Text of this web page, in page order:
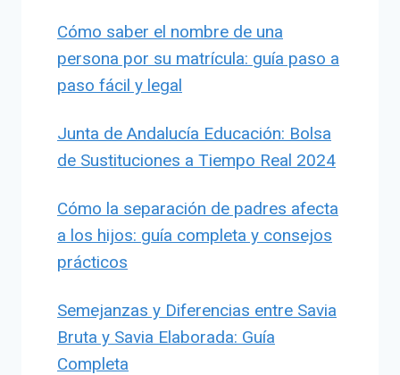
Cómo saber el nombre de una
persona por su matrícula: guía paso a
paso fácil y legal
Junta de Andalucía Educación: Bolsa
de Sustituciones a Tiempo Real 2024
Cómo la separación de padres afecta
a los hijos: guía completa y consejos
prácticos
Semejanzas y Diferencias entre Savia
Bruta y Savia Elaborada: Guía
Completa